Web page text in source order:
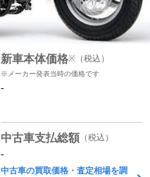
新車本体価格※ （税込）
※メーカー発表当時の価格です
-
中古車支払総額 （税込）
-
中古車の買取価格・査定相場を調